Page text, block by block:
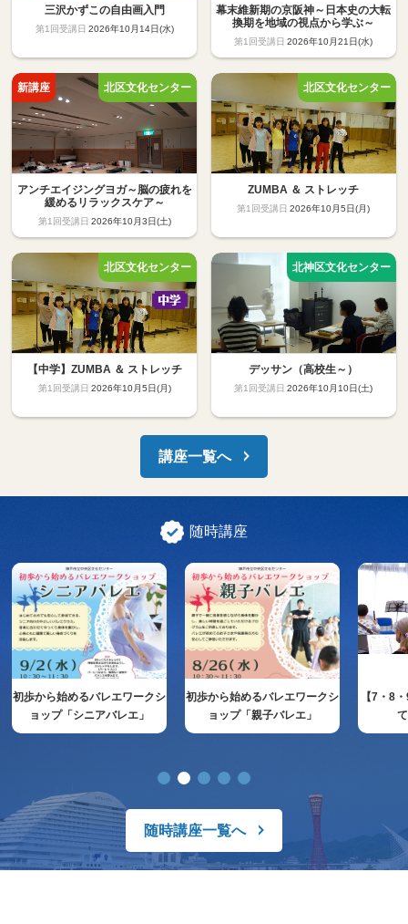
三沢かずこの自由画入門
2026年10月14日(水)
幕末維新期の京阪神～日本史の大転
換期を地域の視点から学ぶ～
2026年10月21日(水)
アンチエイジングヨガ～脳の疲れを
緩めるリラックスケア～
2026年10月3日(土)
ZUMBA ＆ ストレッチ
2026年10月5日(月)
【中学】ZUMBA ＆ ストレッチ
2026年10月5日(月)
デッサン（高校生～）
2026年10月10日(土)
講座一覧へ
随時講座
初歩から始めるバレエワークシ
ョップ「シニアバレエ」
初歩から始めるバレエワークシ
ョップ「親子バレエ」
【7・8
随時講座一覧へ